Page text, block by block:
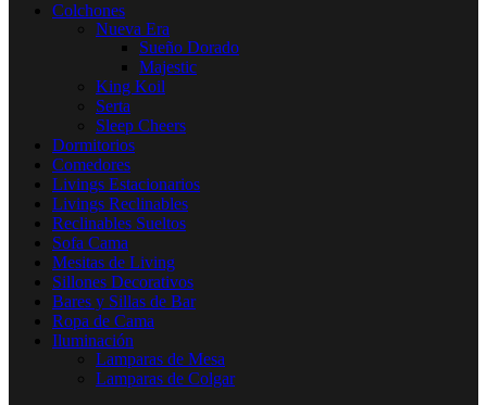
Colchones
Nueva Era
Sueño Dorado
Majestic
King Koil
Serta
Sleep Cheers
Dormitorios
Comedores
Livings Estacionarios
Livings Reclinables
Reclinables Sueltos
Sofa Cama
Mesitas de Living
Sillones Decorativos
Bares y Sillas de Bar
Ropa de Cama
Iluminación
Lamparas de Mesa
Lamparas de Colgar